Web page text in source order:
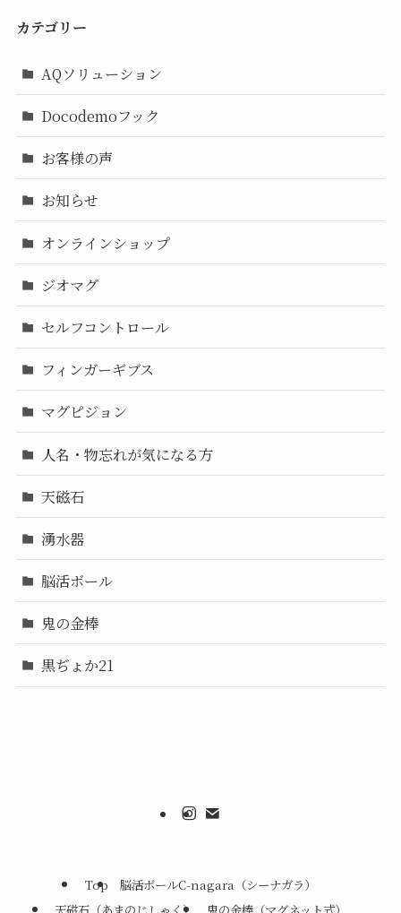
カテゴリー
AQソリューション
Docodemoフック
お客様の声
お知らせ
オンラインショップ
ジオマグ
セルフコントロール
フィンガーギブス
マグピジョン
人名・物忘れが気になる方
天磁石
湧水器
脳活ボール
鬼の金棒
黒ぢょか21
Top
脳活ボールC-nagara（シーナガラ）